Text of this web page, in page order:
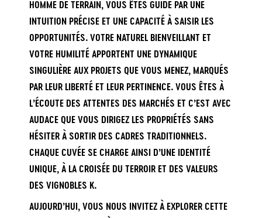
HOMME DE TERRAIN, VOUS ÊTES GUIDÉ PAR UNE
INTUITION PRÉCISE ET UNE CAPACITÉ À SAISIR LES
OPPORTUNITÉS. VOTRE NATUREL BIENVEILLANT ET
VOTRE HUMILITÉ APPORTENT UNE DYNAMIQUE
SINGULIÈRE AUX PROJETS QUE VOUS MENEZ, MARQUÉS
PAR LEUR LIBERTÉ ET LEUR PERTINENCE. VOUS ÊTES À
L’ÉCOUTE DES ATTENTES DES MARCHÉS ET C’EST AVEC
AUDACE QUE VOUS DIRIGEZ LES PROPRIÉTÉS SANS
HÉSITER À SORTIR DES CADRES TRADITIONNELS.
CHAQUE CUVÉE SE CHARGE AINSI D’UNE IDENTITÉ
UNIQUE, À LA CROISÉE DU TERROIR ET DES VALEURS
DES VIGNOBLES K.
AUJOURD’HUI, VOUS NOUS INVITEZ À EXPLORER CETTE